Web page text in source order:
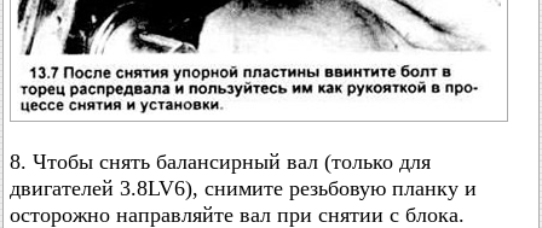
8. Чтобы снять балансирный вал (только для
двигателей 3.8LV6), снимите резьбовую планку и
осторожно направляйте вал при снятии с блока.